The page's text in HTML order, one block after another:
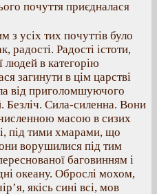
почуття приєдналася
з усіх тих почуттів було
радості. Радості істоти,
людей в категорію
загинути в цім царстві
від приголомшуючого
Безліч. Сила-силенна. Вони
масою в сизих
під тими хмарами, що
ворушилися під тим
баговинням і
океану. Оброслі мохом,
якісь сині всі, мов